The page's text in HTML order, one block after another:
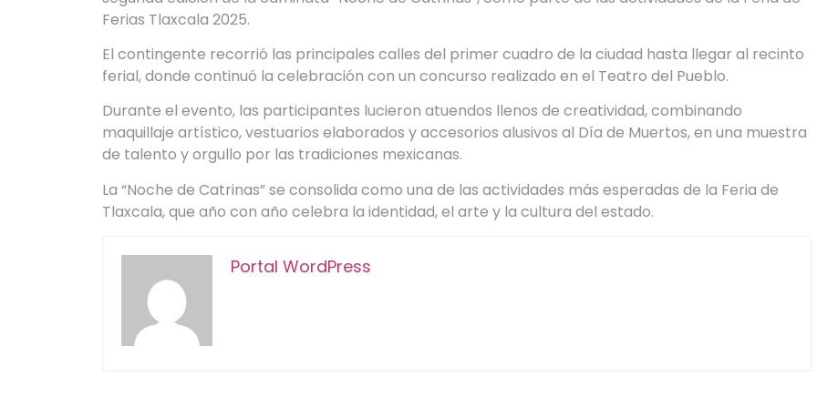
Ferias Tlaxcala 2025.
El contingente recorrió las principales calles del primer cuadro de la ciudad hasta llegar al recinto
ferial, donde continuó la celebración con un concurso realizado en el Teatro del Pueblo.
Durante el evento, las participantes lucieron atuendos llenos de creatividad, combinando
maquillaje artístico, vestuarios elaborados y accesorios alusivos al Día de Muertos, en una muestra
de talento y orgullo por las tradiciones mexicanas.
La “Noche de Catrinas” se consolida como una de las actividades más esperadas de la Feria de
Tlaxcala, que año con año celebra la identidad, el arte y la cultura del estado.
Portal WordPress